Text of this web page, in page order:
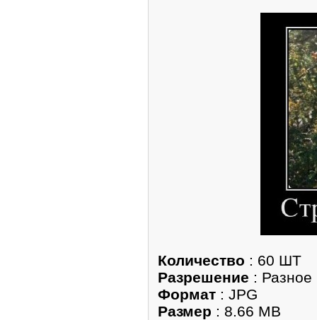
Количество : 60 ШТ
Разрешение : Разное
Формат : JPG
Размер : 8.66 MB